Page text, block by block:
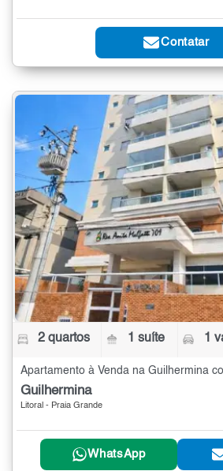
Contatar
2 quartos 1 suíte 1
Apartamento à Venda na Guilhermina
Guilhermina
Litoral - Praia Grande
WhatsApp